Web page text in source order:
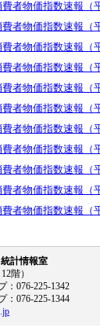
者物価指数速報（
者物価指数速報（
者物価指数速報（
者物価指数速報（
者物価指数速報（
者物価指数速報（
者物価指数速報（
者物価指数速報（
者物価指数速報（
者物価指数速報（
者物価指数速報（
計情報室
階）
076-225-1342
076-225-1344